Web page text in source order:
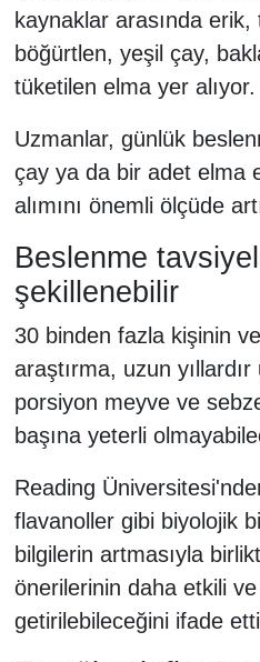
kaynaklar arasında
böğürtlen, yeşil çay,
tüketilen elma yer alıyor.
Uzmanlar, günlük
çay ya da bir adet elma
alımını önemli ölçüde
Beslenme
şekillenebilir
30 binden fazla kişinin
araştırma, uzun
porsiyon meyve ve
başına yeterli
Reading
flavanoller gibi biyolojik
bilgilerin artmasıyla
önerilerinin daha etkili
getirilebileceğini ifade